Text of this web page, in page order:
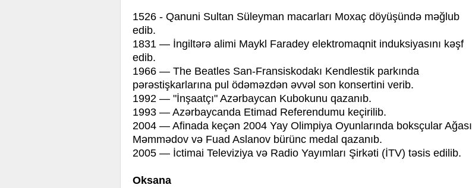
1526 - Qanuni Sultan Süleyman macarları Moxaç döyüşündə məğlub
edib.
1831 — İngiltərə alimi Maykl Faradey elektromaqnit induksiyasını kəşf
edib.
1966 — The Beatles San-Fransiskodakı Kendlestik parkında
pərəstişkarlarına pul ödəməzdən əvvəl son konsertini verib.
1992 — "İnşaatçı" Azərbaycan Kubokunu qazanıb.
1993 — Azərbaycanda Etimad Referendumu keçirilib.
2004 — Afinada keçən 2004 Yay Olimpiya Oyunlarında boksçular Ağası
Məmmədov və Fuad Aslanov bürünc medal qazanıb.
2005 — İctimai Televiziya və Radio Yayımları Şirkəti (İTV) təsis edilib.
Oksana